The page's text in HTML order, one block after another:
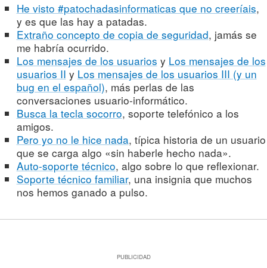
He visto #patochadasinformaticas que no creeríais,
y es que las hay a patadas.
Extraño concepto de copia de seguridad, jamás se
me habría ocurrido.
Los mensajes de los usuarios y Los mensajes de los
usuarios II y Los mensajes de los usuarios III (y un
bug en el español), más perlas de las
conversaciones usuario-informático.
Busca la tecla socorro, soporte telefónico a los
amigos.
Pero yo no le hice nada, típica historia de un usuario
que se carga algo «sin haberle hecho nada».
Auto-soporte técnico, algo sobre lo que reflexionar.
Soporte técnico familiar, una insignia que muchos
nos hemos ganado a pulso.
PUBLICIDAD